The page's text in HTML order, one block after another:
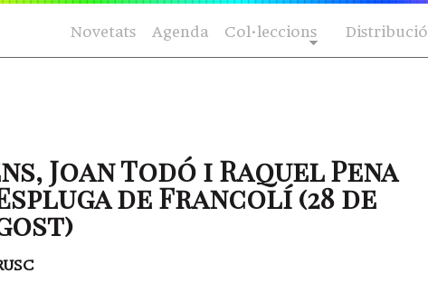
Novetats Agenda Col·leccions Distribució
Joan Todó i Raquel Pena
de Francolí (28 de